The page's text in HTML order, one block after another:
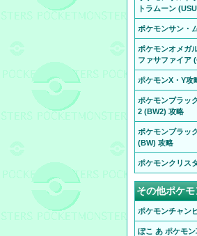
トラムーン
ポケモンサン・
ポケモンオメガ
ファサファイア
ポケモンX・Y攻
ポケモンブラッ
2 (BW2) 攻略
ポケモンブラッ
(BW) 攻略
ポケモンクリス
その他ポケ
ポケモンチャン
ぽこ あ ポケモン